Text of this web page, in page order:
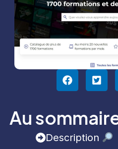
Au
Description